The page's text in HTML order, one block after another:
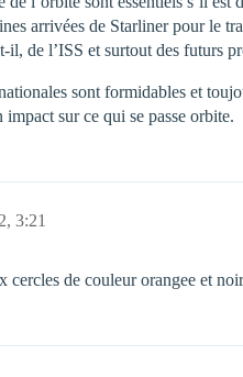
arrivées de Starliner pour le
il, de l’ISS et surtout des futurs
sont formidables et
sur ce qui se passe orbite.
3:21
cercles de couleur orangee et